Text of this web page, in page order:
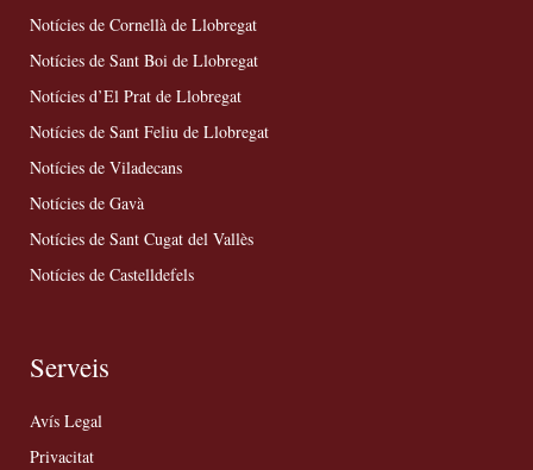
Notícies de Cornellà de Llobregat
Notícies de Sant Boi de Llobregat
Notícies d’El Prat de Llobregat
Notícies de Sant Feliu de Llobregat
Notícies de Viladecans
Notícies de Gavà
Notícies de Sant Cugat del Vallès
Notícies de Castelldefels
Serveis
Avís Legal
Privacitat